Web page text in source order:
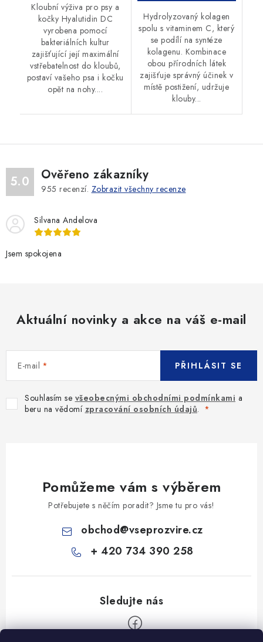
Kloubní výživa pro psy a
kočky Hyalutidin DC
vyrobena pomocí
bakteriálních kultur
zajišťující její maximální
vstřebatelnost do kloubů,
postaví vašeho psa i kočku
opět na nohy....
Hydrolyzovaný kolagen
spolu s vitaminem C, který
se podílí na syntéze
kolagenu. Kombinace
obou přírodních látek
zajišťuje správný účinek v
místě postižení, udržuje
klouby...
5.0 Ověřeno zákazníky
955 recenzí. Zobrazit všechny recenze
Silvana Andelova
Jsem spokojena
Aktuální novinky a akce na váš e-mail
E-mail
Souhlasím se všeobecnými obchodními podmínkami a
beru na vědomí zpracování osobních údajů.
PŘIHLÁSIT SE
Pomůžeme vám s výběrem
Potřebujete s něčím poradit? Jsme tu pro vás!
obchod@vseprozvire.cz
+ 420 734 390 258